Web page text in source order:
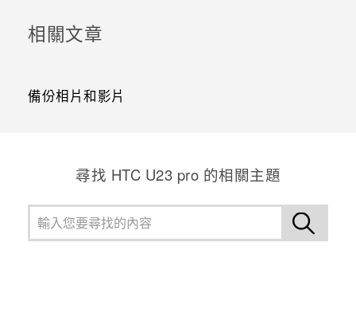
相關文章
備份相片和影片
尋找 HTC U23 pro 的相關主題